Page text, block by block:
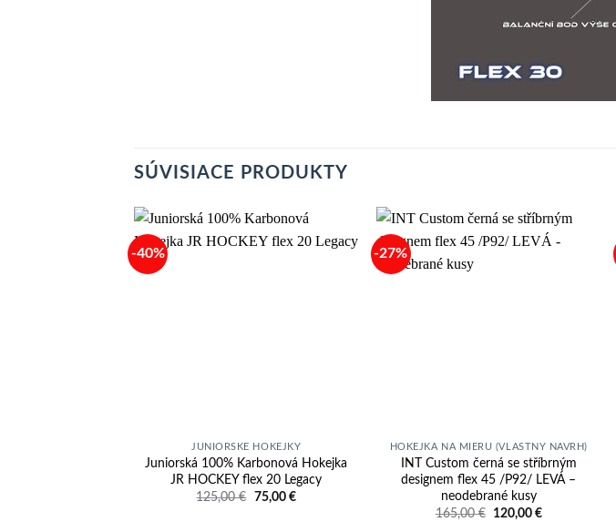
SÚVISIACE PRODUKTY
-40%
JUNIORSKÉ HOKEJKY
Juniorská 100% Karbonová Hokejka
JR HOCKEY flex 20 Legacy
125,00€ Pôvodná
75,00 €Aktuálna
-27%
HOKEJKA NA MIERU (VLASTNÝ NÁVRH)
INT Custom černá se stříbrným
designem flex 45 /P92/ LEVÁ –
neodebrané kusy
165,00€
Pôvodná
120,00€Aktuálna